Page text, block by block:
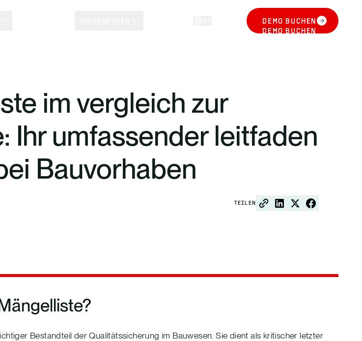
ANMELDEN
DEMO BUCHEN
DEMO BUCHEN
im vergleich zur
Ihr umfassender leitfaden
Bauvorhaben
TEILEN
Bestandteil der Qualitätssicherung im Bauwesen. Sie dient als kritischer letzter